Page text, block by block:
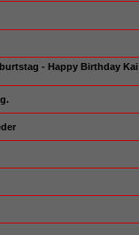
- Happy Birthday Kai